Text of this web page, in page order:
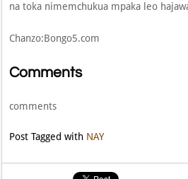
na toka nimemchukua mpaka leo
Chanzo:Bongo5.com
Comments
comments
Post Tagged with NAY